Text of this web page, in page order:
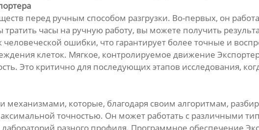
перед ручным способом разгрузки. Во-первых, он
тратить часы на ручную работу, вы можете получить
ошибки, что гарантирует более точные и
клеток. Мягкое, контролируемое движение
Это критично для последующих этапов исследования,
которые, благодаря своим алгоритмам,
точностью. Он может работать с различными